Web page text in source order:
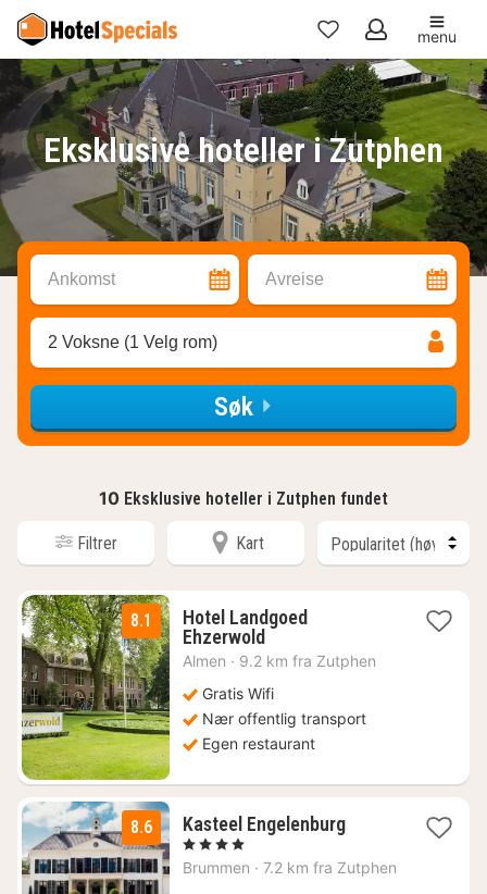
Mine
favoritter
menu
Eksklusive hoteller i Zutphen
Ankomst Avreise
2 Voksne (1 Velg rom)
Søk
10 Eksklusive hoteller i Zutphen fundet
Filtrer Kart
8.1
Hotel Landgoed
Ehzerwold1
natt
1650
kr.
Almen · 9.2 km fra Zutphen
Gratis Wifi
Nær offentlig transport
Egen restaurant
8.6 Kasteel Engelenburg1
fra
1632
, 4 Stjerner
Brummen · 7.2 km fra Zutphen